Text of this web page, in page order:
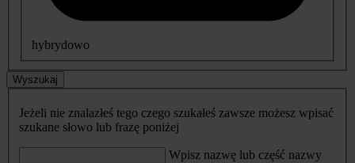
hybrydowo
Wyszukaj
Jeżeli nie znalazłeś tego czego szukałeś zawsze możesz wpisać
szukane słowo lub frazę poniżej
Wpisz nazwę lub część nazwy